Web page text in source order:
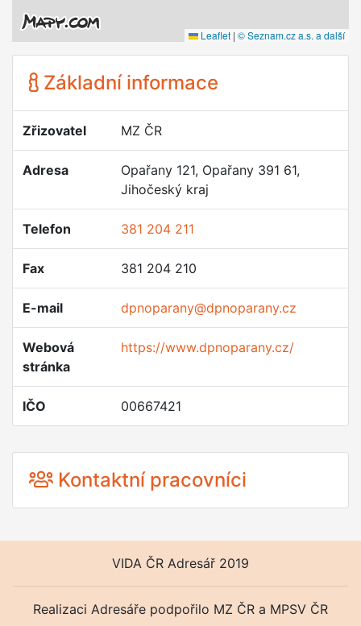
Leaflet | © Seznam.cz a.s. a další
Základní informace
Zřizovatel MZ ČR
Adresa
Opařany 121, Opařany 391 61,
Jihočeský kraj
Telefon 381 204 211
Fax 381 204 210
E-mail dpnoparany@dpnoparany.cz
Webová
stránka
https://www.dpnoparany.cz/
IČO 00667421
Kontaktní pracovníci
VIDA ČR Adresář 2019
Realizaci Adresáře podpořilo MZ ČR a MPSV ČR